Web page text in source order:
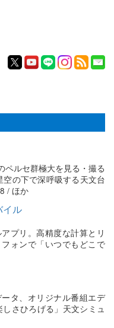
ペルセ群極大を見る・撮る
の下で深呼吸する天文台
/ ほか
イル
プリ。高精度な計算とリ
ォンで「いつでもどこで
タ、オリジナル番組エデ
さひろげる」天文シミュ